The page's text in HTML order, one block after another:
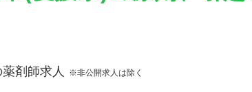
薬剤師求人 ※非公開求人は除く